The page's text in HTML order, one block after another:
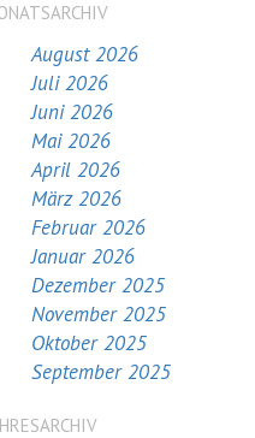
August 2026
Juli 2026
Juni 2026
Mai 2026
April 2026
März 2026
Februar 2026
Januar 2026
Dezember 2025
November 2025
Oktober 2025
September 2025